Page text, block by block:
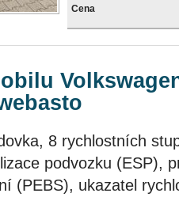
Cena
8 rychlostních
podvozku (ESP),
(PEBS), ukazatel